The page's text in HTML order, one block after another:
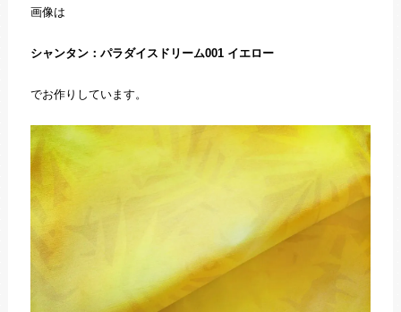
画像は
シャンタン：パラダイスドリーム001 イエロー
でお作りしています。